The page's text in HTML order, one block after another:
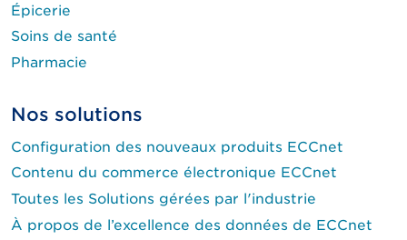
Épicerie
Soins de santé
Pharmacie
Nos solutions
Configuration des nouveaux produits ECCnet
Contenu du commerce électronique ECCnet
Toutes les Solutions gérées par l'industrie
À propos de l’excellence des données de ECCnet